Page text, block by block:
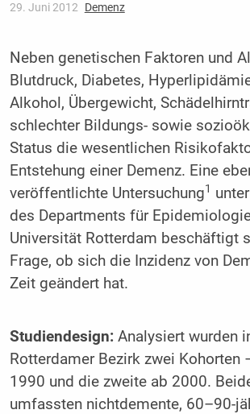
29. Juni 2012 Demenz
Neben genetischen Faktoren und
Blutdruck, Diabetes,
Alkohol, Übergewicht,
schlechter Bildungs- sowie
Status die wesentlichen
Entstehung einer Demenz. Eine
veröffentlichte Untersuchung1
des Departments für
Universität Rotterdam beschäftigt
Frage, ob sich die Inzidenz von
Zeit geändert hat.
Studiendesign:Analysiert wurden
Rotterdamer Bezirk zwei Kohorten
1990 und die zweite ab 2000.
umfassten nichtdemente, 60–90-